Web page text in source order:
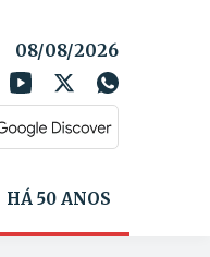
08/08/2026
HÁ 50 ANOS